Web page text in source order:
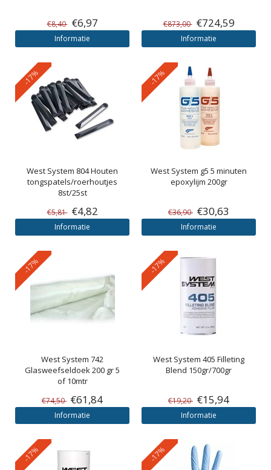
€8,40 €6,97
Informatie
€873,00 €724,59
Informatie
-17%
West System 804 Houten
tongspatels/roerhoutjes
8st/25st
€5,81 €4,82
Informatie
-17%
West System g5 5 minuten
epoxylijm 200gr
€36,90 €30,63
Informatie
-17%
West System 742
Glasweefseldoek 200 gr 5
of 10mtr
€74,50 €61,84
Informatie
-17%
West System 405 Filleting
Blend 150gr/700gr
€19,20 €15,94
Informatie
-17% -17%